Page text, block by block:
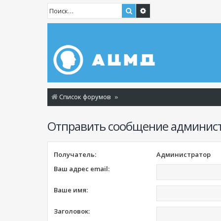
Поиск
Список форумов
Отправить сообщение
Получатель:
Администратор
Ваш адрес email:
Ваше имя:
Заголовок: